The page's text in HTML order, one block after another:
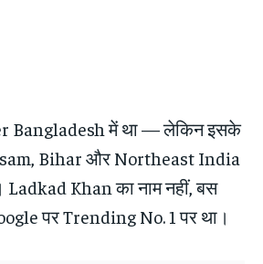
Bangladesh में था — लेकिन इसके
Bihar और Northeast India
Khan का नाम नहीं, बस
पर Trending No. 1 पर था।